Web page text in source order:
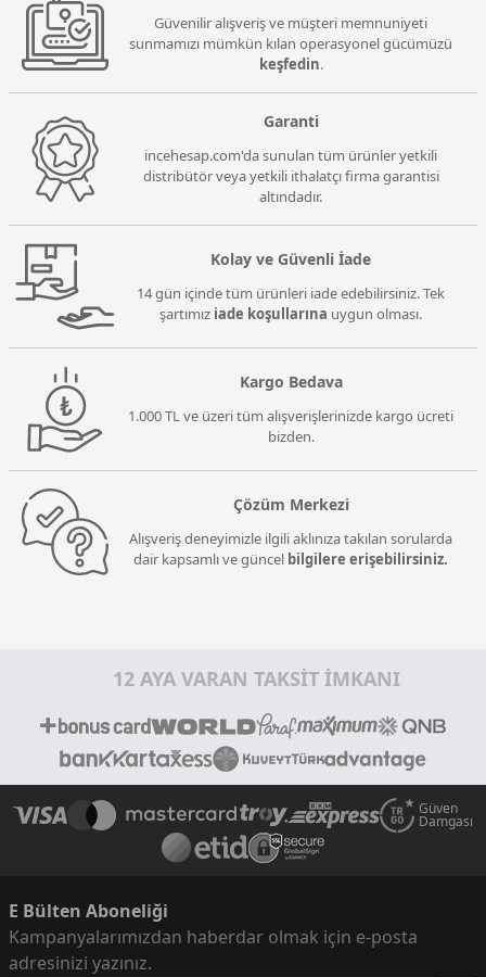
Güvenilir alışveriş ve müşteri memnuniyeti
sunmamızı mümkün kılan operasyonel gücümüzü
keşfedin.
Garanti
incehesap.com'da sunulan tüm ürünler yetkili
distribütör veya yetkili ithalatçı firma garantisi
altındadır.
Kolay ve Güvenli İade
14 gün içinde tüm ürünleri iade edebilirsiniz. Tek
şartımız iade koşullarına uygun olması.
Kargo Bedava
1.000 TL ve üzeri tüm alışverişlerinizde kargo ücreti
bizden.
Çözüm Merkezi
Alışveriş deneyimizle ilgili aklınıza takılan sorularda
dair kapsamlı ve güncel bilgilere erişebilirsiniz.
12 AYA VARAN TAKSİT İMKANI
Güven
Damgası
E Bülten Aboneliği
Kampanyalarımızdan haberdar olmak için e-posta
adresinizi yazınız.